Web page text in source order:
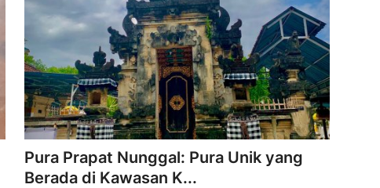
Pura Prapat Nunggal: Pura Unik yang
Berada di Kawasan K...